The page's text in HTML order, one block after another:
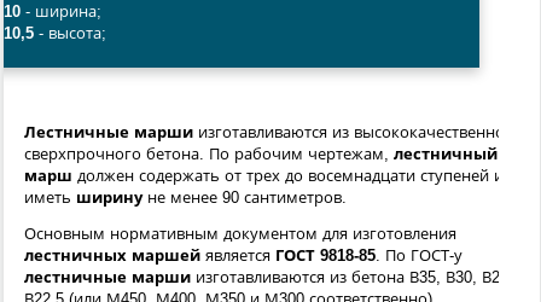
10 - ширина;
10,5 - высота;
Лестничные марши изготавливаются из высококачественного
сверхпрочного бетона. По рабочим чертежам, лестничный
марш должен содержать от трех до восемнадцати ступеней и
иметь ширину не менее 90 сантиметров.
Основным нормативным документом для изготовления
лестничных маршей является ГОСТ 9818-85 . По ГОСТ-у
лестничные марши изготавливаются из бетона В35, В30, В25,